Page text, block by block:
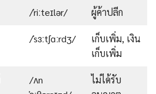
/ˈriːteɪlər/ ผู้ค้าปลีก
/ˈsɜːtʃɑːrdʒ/
เก็บเพิ่ม, เงิน
เก็บเพิ่ม
/ʌn
ไม่ได้รับ